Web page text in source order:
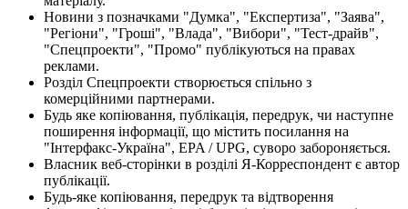
Новини з позначками "Думка", "Експертиза", "Заява",
"Регіони", "Гроші", "Влада", "Вибори", "Тест-драйв",
"Спецпроекти", "Промо" публікуються на правах
реклами.
Розділ Спецпроекти створюється спільно з
комерційними партнерами.
Будь яке копіювання, публікація, передрук, чи наступне
поширення інформації, що містить посилання на
"Інтерфакс-Україна", EPA / UPG, суворо забороняється.
Власник веб-сторінки в розділі Я-Корреспондент є автор
публікації.
Будь-яке копіювання, передрук та відтворення